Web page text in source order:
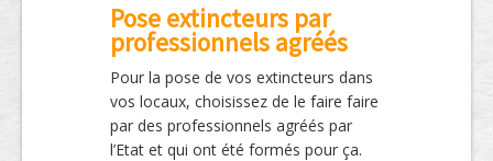
Pose extincteurs par
professionnels agréés
Pour la pose de vos extincteurs dans
vos locaux, choisissez de le faire faire
par des professionnels agréés par
l’Etat et qui ont été formés pour ça.